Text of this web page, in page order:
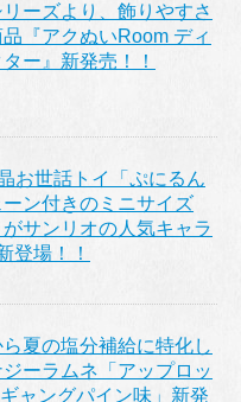
リーズより、飾りやすさ
『アクぬいRoom ディ
ー』新発売！！
お世話トイ「ぷにるん
ン付きのミニサイズ
がサンリオの人気キャラ
登場！！
夏の塩分補給に特化し
ーラムネ「アップロッ
ャングパイン味」新発